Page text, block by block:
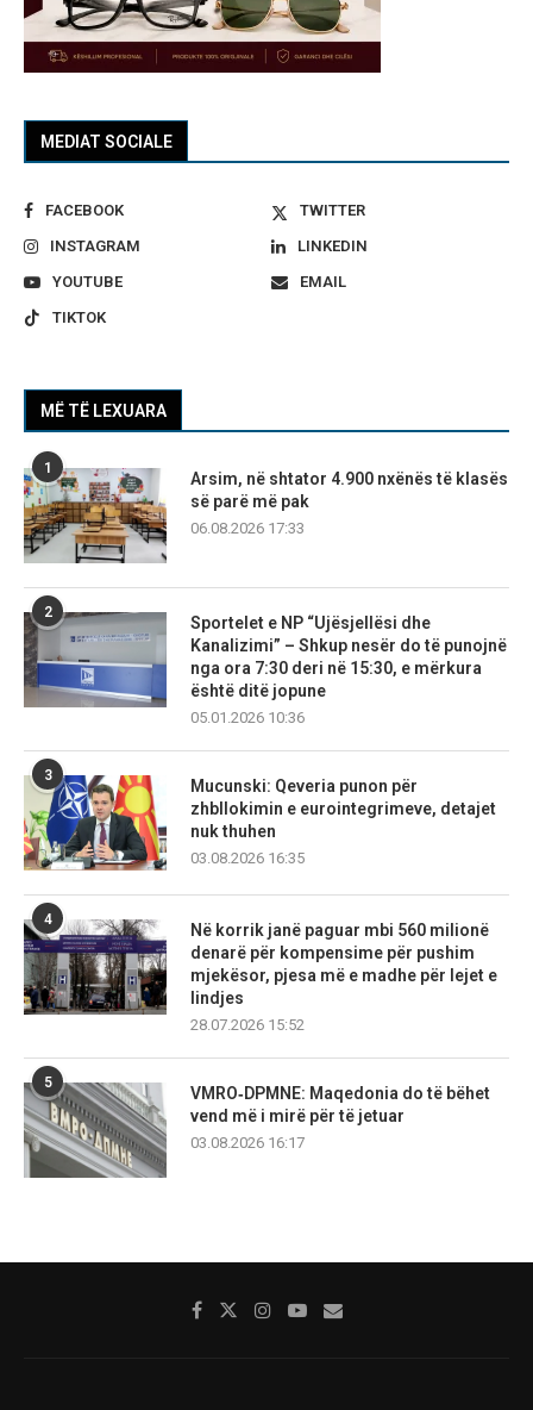
MEDIAT SOCIALE
FACEBOOK
TWITTER
INSTAGRAM
LINKEDIN
YOUTUBE
EMAIL
TIKTOK
MË TË LEXUARA
1
Arsim, në shtator 4.900 nxënës të klasës
së parë më pak
06.08.2026 17:33
2
Sportelet e NP “Ujësjellësi dhe
Kanalizimi” – Shkup nesër do të punojnë
nga ora 7:30 deri në 15:30, e mërkura
është ditë jopune
05.01.2026 10:36
3
Mucunski: Qeveria punon për
zhbllokimin e eurointegrimeve, detajet
nuk thuhen
03.08.2026 16:35
4
Në korrik janë paguar mbi 560 milionë
denarë për kompensime për pushim
mjekësor, pjesa më e madhe për lejet e
lindjes
28.07.2026 15:52
5
VMRO‑DPMNE: Maqedonia do të bëhet
vend më i mirë për të jetuar
03.08.2026 16:17